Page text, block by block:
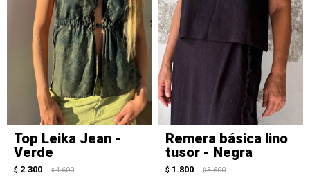
Top Leika Jean -
Verde
$ 2.300 $ 4.600
Remera básica lino
tusor - Negra
$ 1.800 $ 3.600